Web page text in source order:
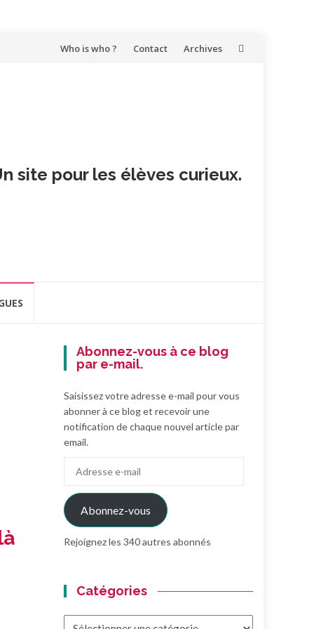
Aller
Who is who ? Contact Archives
site pour les élèves curieux.
Abonnez-vous à ce blog
par e-mail.
Saisissez votre adresse e-mail pour vous
abonner à ce blog et recevoir une
notification de chaque nouvel article par
email.
mail
Abonnez-vous
Rejoignez les 340 autres abonnés
Catégories